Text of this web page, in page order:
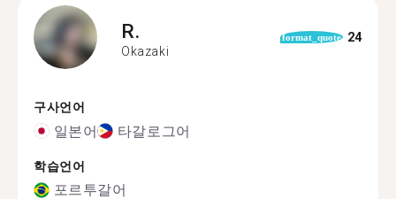
R.
Okazaki
format_quote 24
구사언어
일본어 타갈로그어
학습언어
포르투갈어